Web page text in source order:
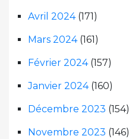
Avril 2024(171)
Mars 2024(161)
Février 2024(157)
Janvier 2024(160)
Décembre 2023 (154)
Novembre 2023 (146)